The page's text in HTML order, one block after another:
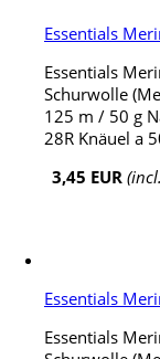
Essentials
Essentials
Schurwolle
125 m / 50 g
28R Knäuel a
3,45 EUR
Essentials
Essentials